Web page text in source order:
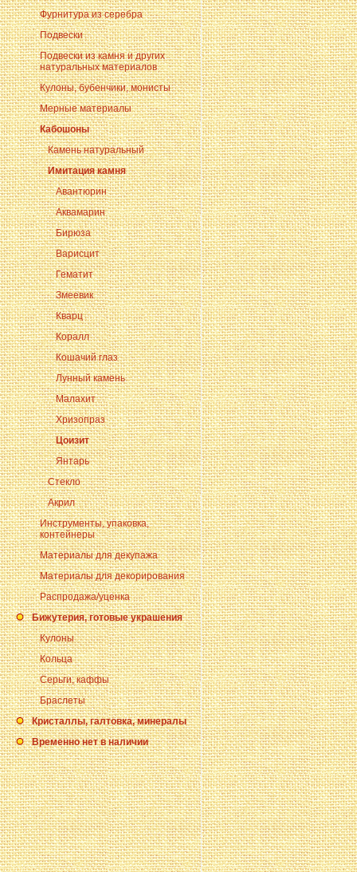
Фурнитура из серебра
Подвески
Подвески из камня и других
натуральных материалов
Кулоны, бубенчики, монисты
Мерные материалы
Кабошоны
Камень натуральный
Имитация камня
Авантюрин
Аквамарин
Бирюза
Варисцит
Гематит
Змеевик
Кварц
Коралл
Кошачий глаз
Лунный камень
Малахит
Хризопраз
Цоизит
Янтарь
Стекло
Акрил
Инструменты, упаковка,
контейнеры
Материалы для декупажа
Материалы для декорирования
Распродажа/уценка
Бижутерия, готовые украшения
Кулоны
Кольца
Серьги, каффы
Браслеты
Кристаллы, галтовка, минералы
Временно нет в наличии